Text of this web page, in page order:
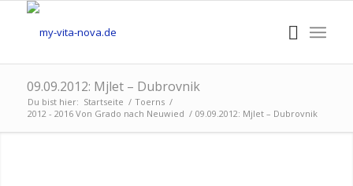
09.09.2012: Mjlet – Dubrovnik
Du bist hier: Startseite / Toerns /
2012 - 2016 Von Grado nach Neuwied / 09.09.2012: Mjlet – Dubrovnik